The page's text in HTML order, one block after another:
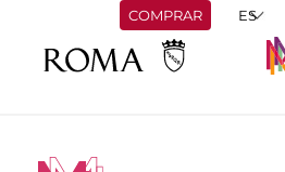
COMPRAR